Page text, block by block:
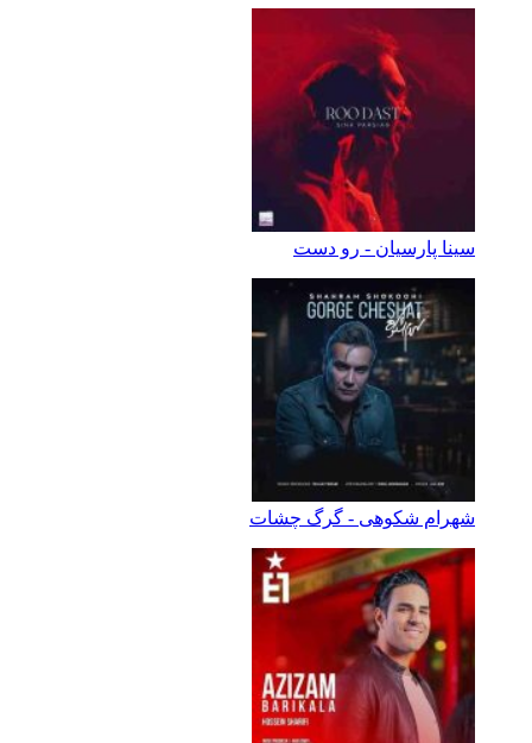
سینا پارسیان - رو دست
شهرام شکوهی - گرگ چشات